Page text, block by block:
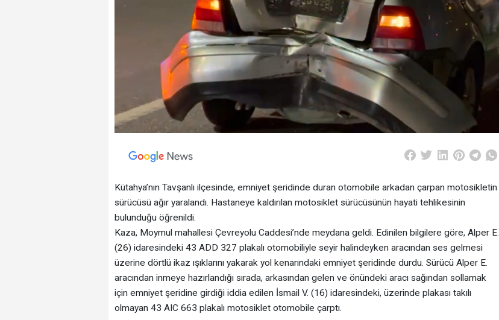
Kütahya’nın Tavşanlı ilçesinde, emniyet şeridinde duran otomobile arkadan çarpan motosikletin
sürücüsü ağır yaralandı. Hastaneye kaldırılan motosiklet sürücüsünün hayati tehlikesinin
bulunduğu öğrenildi.
Kaza, Moymul mahallesi Çevreyolu Caddesi’nde meydana geldi. Edinilen bilgilere göre, Alper E.
(26) idaresindeki 43 ADD 327 plakalı otomobiliyle seyir halindeyken aracından ses gelmesi
üzerine dörtlü ikaz ışıklarını yakarak yol kenarındaki emniyet şeridinde durdu. Sürücü Alper E.
aracından inmeye hazırlandığı sırada, arkasından gelen ve önündeki aracı sağından sollamak
için emniyet şeridine girdiği iddia edilen İsmail V. (16) idaresindeki, üzerinde plakası takılı
olmayan 43 AIC 663 plakalı motosiklet otomobile çarptı.